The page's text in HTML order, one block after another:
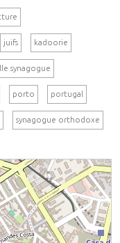
juifs kadoorie
synagogue
porto portugal
synagogue orthodoxe